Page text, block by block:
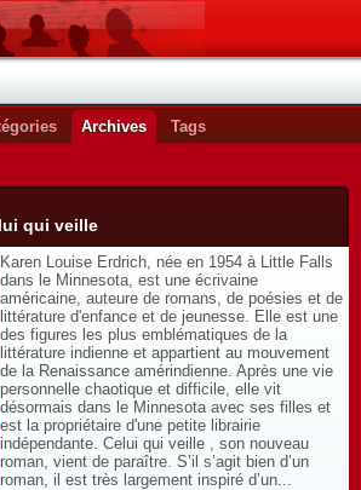
Archives Tags
qui veille
Karen Louise Erdrich, née en 1954 à Little Falls
dans le Minnesota, est une écrivaine
américaine, auteure de romans, de poésies et de
littérature d'enfance et de jeunesse. Elle est une
des figures les plus emblématiques de la
littérature indienne et appartient au mouvement
de la Renaissance amérindienne. Après une vie
personnelle chaotique et difficile, elle vit
désormais dans le Minnesota avec ses filles et
est la propriétaire d'une petite librairie
indépendante. Celui qui veille , son nouveau
roman, vient de paraître. S’il s’agit bien d’un
roman, il est très largement inspiré d’un...